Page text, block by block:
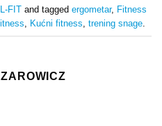
FIT and tagged ergometar, Fitness
Kućni fitness trening snage.